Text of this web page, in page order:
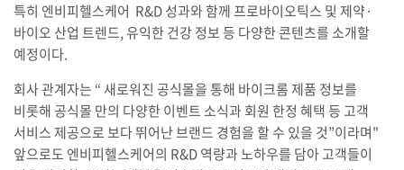
특히 엔비피헬스케어 R&D 성과와 함께 프로바이오틱스 및 제약·
바이오 산업 트렌드, 유익한 건강 정보 등 다양한 콘텐츠를 소개할
예정이다.
회사 관계자는 “ 새로워진 공식몰을 통해 바이크롬 제품 정보를
비롯해 공식몰 만의 다양한 이벤트 소식과 회원 한정 혜택 등 고객
서비스 제공으로 보다 뛰어난 브랜드 경험을 할 수 있을 것”이라며"
앞으로도 엔비피헬스케어의 R&D 역량과 노하우를 담아 고객들이